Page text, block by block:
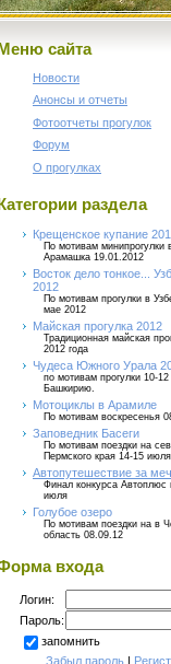
Меню сайта
Новости
Анонсы и отчеты
Фотоотчеты прогулок
Форум
О прогулках
Категории раздела
Крещенское купание
По мотивам минипрогулки
Арамашка 19.01.2012
Восток дело тонкое...
2012
По мотивам прогулки в
мае 2012
Майская прогулка 2012
Традиционная майская
2012 года
Чудеса Южного Урала
по мотивам прогулки 10-
Башкирию.
Мотоциклы в Арамиле
По мотивам воскресенья
Заповедник Басеги
По мотивам поездки на
Пермского края 14-15 июля
Автопутешествие за
Финал конкурса Автоплюс
июля
Голубое озеро
По мотивам поездки на в
область 08.09.12
входа
Логин:
Пароль:
запомнить
Забыл пароль |